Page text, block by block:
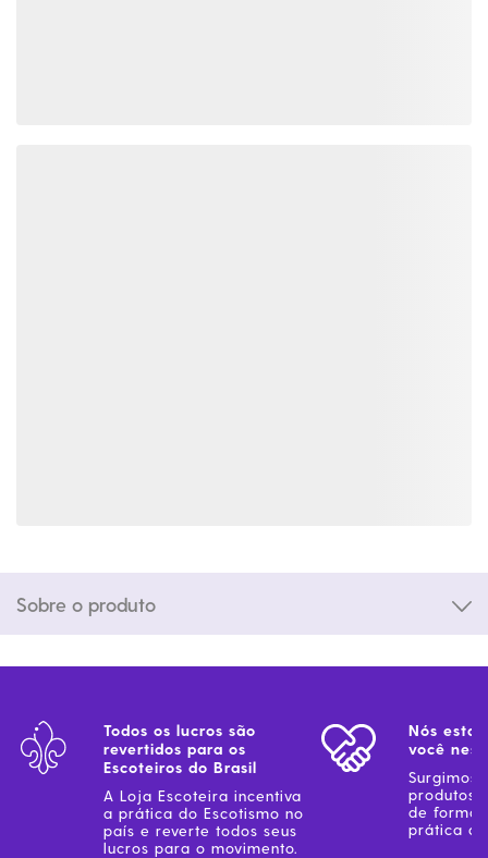
Sobre o produto
Todos os lucros são
revertidos para os
Escoteiros do Brasil
A Loja Escoteira incentiva
a prática do Escotismo no
país e reverte todos seus
lucros para o movimento.
Nós
você
Surgimos
produtos
de forma
prática